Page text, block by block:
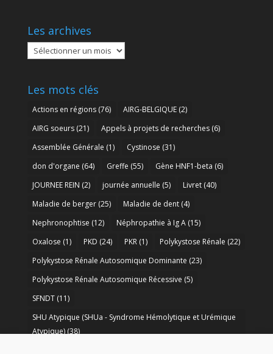
Les archives
Les
archives
Les mots clés
Actions en régions(76) AIRG-BELGIQUE(2)
AIRG soeurs(21) Appels à projets de recherches(6)
Assemblée Générale (1) Cystinose (31)
don d'organe (64) Greffe (55) Gène HNF1-beta (6)
JOURNEE REIN (2) journée annuelle (5) Livret(40)
Maladie de berger(25) Maladie de dent(4)
Nephronophtise (12) Néphropathie à Ig A(15)
Oxalose (1) PKD (24) PKR(1) Polykystose Rénale (22)
Polykystose Rénale Autosomique Dominante (23)
Polykystose Rénale Autosomique Récessive (5)
SFNDT(11)
SHU Atypique (SHUa - Syndrome Hémolytique et Urémique
Atypique)(38)